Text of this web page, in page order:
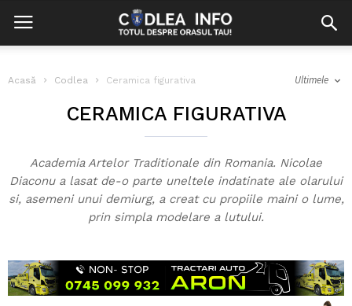
Acasă Codlea Ceramica figurativa Ultimele
CERAMICA FIGURATIVA
Academia Artelor Traditionale din Romania. Nicolae
Diaconu a lasat de-o parte uneltele indatinate ale olarului
si, asemeni unui demiurg, a creat cu propiile maini o lume,
prin simpla modelare a lutului.